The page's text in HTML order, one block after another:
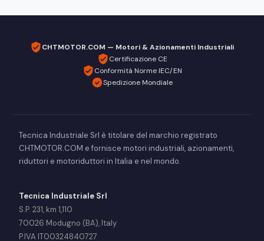
CHTMOTOR.COM — Motori & Azionamenti Industriali
Certificazione CE
Conformità Norme IEC/EN
Spedizione Mondiale
Tecnica Industriale Srl è titolare del marchio registrato
CHTMOTOR.COM e fornisce motori industriali, azionamenti,
riduttori e motoriduttori in Italia e nel mondo.
Tecnica Industriale Srl
S.P. 231, km 1,110
70026 Modugno (BA), Italy
P.IVA IT00324840727